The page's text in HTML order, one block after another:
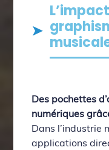
Des pochettes
numériques
Dans l’industrie
applications